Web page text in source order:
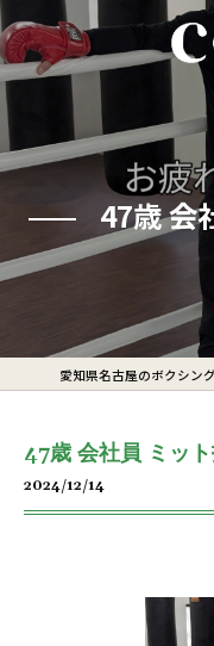
47歳 会
47歳 会社員 ミッ
2024/12/14